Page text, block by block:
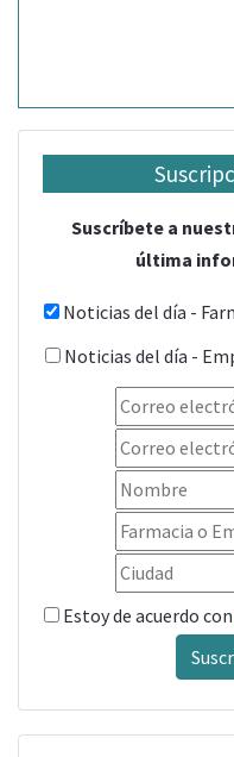
Suscríbete a
última
Noticias del día -
Noticias del día -
Estoy de acuerdo con